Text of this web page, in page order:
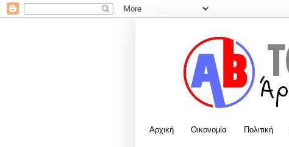
Αρχική Οικονομία Πολιτική